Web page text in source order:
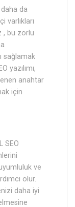
da
varlıkları
, bu zorlu
sağlamak
yazılımı,
anahtar
için
SEO
ve
olur.
daha iyi